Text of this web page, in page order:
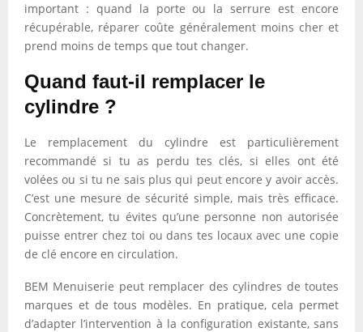
important : quand la porte ou la serrure est encore
récupérable, réparer coûte généralement moins cher et
prend moins de temps que tout changer.
Quand faut-il remplacer le
cylindre ?
Le remplacement du cylindre est particulièrement
recommandé si tu as perdu tes clés, si elles ont été
volées ou si tu ne sais plus qui peut encore y avoir accès.
C’est une mesure de sécurité simple, mais très efficace.
Concrètement, tu évites qu’une personne non autorisée
puisse entrer chez toi ou dans tes locaux avec une copie
de clé encore en circulation.
BEM Menuiserie peut remplacer des cylindres de toutes
marques et de tous modèles. En pratique, cela permet
d’adapter l’intervention à la configuration existante, sans